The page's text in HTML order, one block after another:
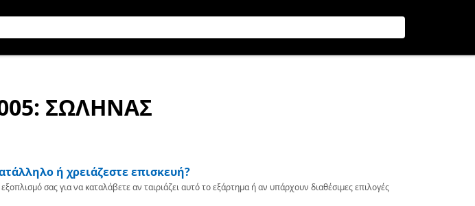
: ΣΩΛΗΝΑΣ
ή χρειάζεστε επισκευή?
σας για να καταλάβετε αν ταιριάζει αυτό το εξάρτημα ή αν υπάρχουν διαθέσιμες επιλογές